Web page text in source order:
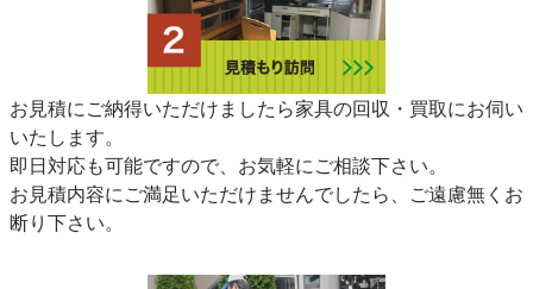
お見積にご納得いただけましたら家具の回収・買取にお伺い
いたします。
即日対応も可能ですので、お気軽にご相談下さい。
お見積内容にご満足いただけませんでしたら、ご遠慮無くお
断り下さい。